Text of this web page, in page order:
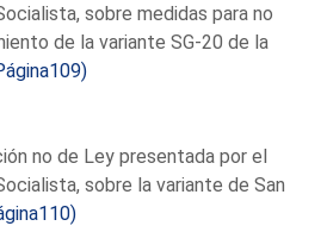
sobre medidas para no
de la variante SG-20 de la
no de Ley presentada por el
sobre la variante de San